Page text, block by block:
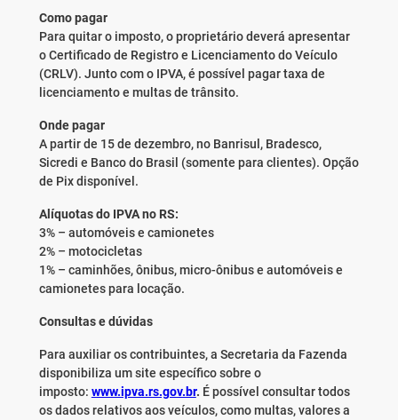
Como pagar
Para quitar o imposto, o proprietário deverá apresentar
o Certificado de Registro e Licenciamento do Veículo
(CRLV). Junto com o IPVA, é possível pagar taxa de
licenciamento e multas de trânsito.
Onde pagar
A partir de 15 de dezembro, no Banrisul, Bradesco,
Sicredi e Banco do Brasil (somente para clientes). Opção
de Pix disponível.
Alíquotas do IPVA no RS:
3% – automóveis e camionetes
2% – motocicletas
1% – caminhões, ônibus, micro-ônibus e automóveis e
camionetes para locação.
Consultas e dúvidas
Para auxiliar os contribuintes, a Secretaria da Fazenda
disponibiliza um site específico sobre o
imposto: www.ipva.rs.gov.br. É possível consultar todos
os dados relativos aos veículos, como multas, valores a